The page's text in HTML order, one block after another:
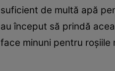
suficient de multă apă
au început să prindă
face minuni pentru roșiile